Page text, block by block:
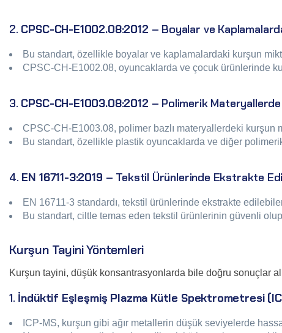
2. CPSC-CH-E1002.08:2012 – Boyalar ve
Bu standart, özellikle boyalar ve kaplamalardaki kurşun
CPSC-CH-E1002.08, oyuncaklarda ve çocuk ürünlerinde
3. CPSC-CH-E1003.08:2012 – Polimerik
CPSC-CH-E1003.08, polimer bazlı materyallerdeki kurşun
Bu standart, özellikle plastik oyuncaklarda ve diğer
4. EN 16711-3:2019 – Tekstil Ürünlerinde Ekstrakte
EN 16711-3 standardı, tekstil ürünlerinde ekstrakte
Bu standart, ciltle temas eden tekstil ürünlerinin güvenli olup
Kurşun Tayini Yöntemleri
Kurşun tayini, düşük konsantrasyonlarda bile doğru sonuçlar
1. İndüktif Eşleşmiş Plazma Kütle Spektrometresi
ICP-MS, kurşun gibi ağır metallerin düşük seviyelerde